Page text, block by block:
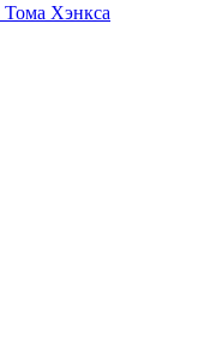
Хэнкса